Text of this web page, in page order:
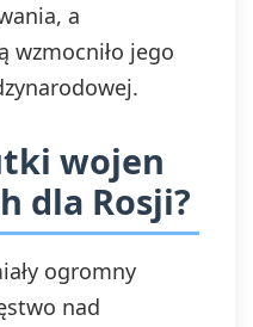
a
wzmocniło jego
wojen
dla Rosji?
ogromny
nad